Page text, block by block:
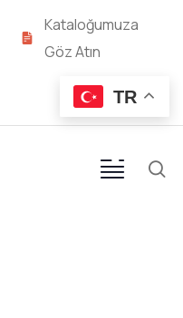
Kataloğumuza
Göz Atın
TR